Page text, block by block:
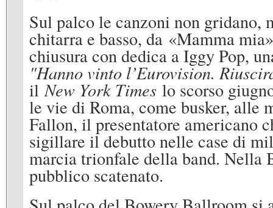
Sul palco le canzoni non gridano,
chitarra e basso, da «Mamma
chiusura con dedica a Iggy Pop,
"Hanno vinto l’Eurovision.
ilNew York Times lo scorso
le vie di Roma, come busker, alle
Fallon, il presentatore americano
sigillare il debutto nelle case di
marcia trionfale della band. Nella
pubblico scatenato.